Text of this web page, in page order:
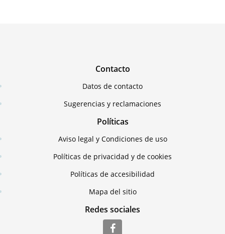
Contacto
Datos de contacto
Sugerencias y reclamaciones
Políticas
Aviso legal y Condiciones de uso
Políticas de privacidad y de cookies
Políticas de accesibilidad
Mapa del sitio
Redes sociales